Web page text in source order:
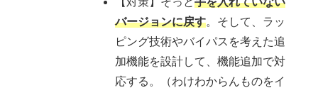
バージョンに戻す。そして、ラッ
ピング技術やバイパスを考えた追
加機能を設計して、機能追加で対
応する。（わけわからんものをイ